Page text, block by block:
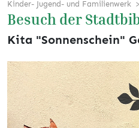
Kinder- Jugend- und Familienwerk
Besuch der
Kita "Sonnenschein"